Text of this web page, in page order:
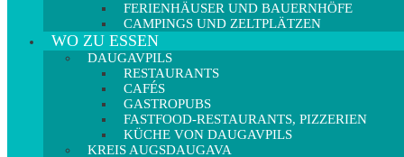
FERIENHÄUSER UND BAUERNHÖFE
CAMPINGS UND ZELTPLÄTZEN
WO ZU ESSEN
DAUGAVPILS
RESTAURANTS
CAFÉS
GASTROPUBS
FASTFOOD-RESTAURANTS, PIZZERIEN
KÜCHE VON DAUGAVPILS
KREIS AUGSDAUGAVA